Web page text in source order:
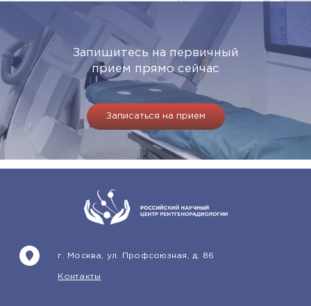
Запишитесь на первичный
прием прямо сейчас
Записаться на прием
г. Москва, ул. Профсоюзная, д. 86
Контакты